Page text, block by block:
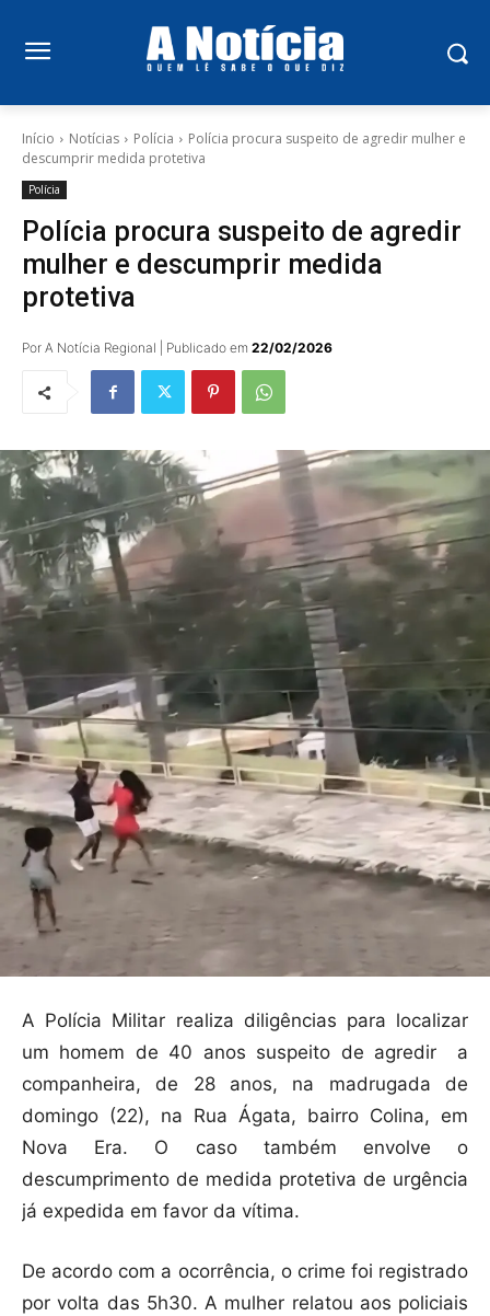
Início Notícias Polícia
Polícia procura suspeito de agredir mulher e
descumprir medida protetiva
Polícia
Polícia procura suspeito de agredir
mulher e descumprir medida
protetiva
Por A Notícia Regional | Publicado em 22/02/2026
A Polícia Militar realiza diligências para localizar
um homem de 40 anos suspeito de agredir a
companheira, de 28 anos, na madrugada de
domingo (22), na Rua Ágata, bairro Colina, em
Nova Era. O caso também envolve o
descumprimento de medida protetiva de urgência
já expedida em favor da vítima.
De acordo com a ocorrência, o crime foi registrado
por volta das 5h30. A mulher relatou aos policiais